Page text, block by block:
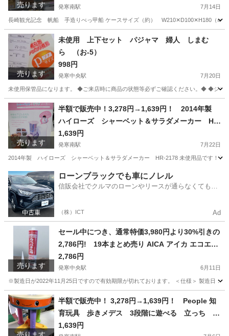
売ります 発寒南駅 7月14日
長崎観光記念 帆船 手造りべっ甲船 ケースサイズ（約） W210✕D100✕H180（㎜）
北海道 札幌市 発寒南駅 その他 帆船
売ります
未使用 上下セット パジャマ 婦人 しまむ
ら （お-5）
998円
発寒中央駅 7月20日
未使用保管品になります。 ◆ご来店時に商品の状態等必ずご確認ください。◆ ◆ジ
北海道 札幌市 発寒中央駅 その他 しまむら
売ります
半額で販売中！3,278円→1,639円！ 2014年製
ハイローズ シャーベット＆サラダメーカー HR
-SS220 未使用品 調理器 スライサー 下ごし
らえ
1,639円
発寒南駅 7月22日
2014年製 ハイローズ シャーベット＆サラダメーカー HR-2178 未使用品です！ 取
北海道 札幌市 発寒南駅 キッチン家電 ハイローズ
ローンブラックでも車にノレル
信販会社でクルマのローンやリースが通らなくてもク
（株）ICT Ad
売ります
セール中につき、通常特価3,980円より30%引きの
2,786円! 19本まとめ売り AICA アイカ エコエコ
ボンド カベパネル用 SE-100 333ml 変形シリコー
ン樹脂系接着剤
2,786円
発寒中央駅 6月11日
※製造日が2022年11月25日ですので有効期限が切れております。 ＜仕様＞ 製造日：
北海道 札幌市 発寒中央駅
半額で販売中！ 3,278円→1,639円！ People 知
育玩具 歩きメデス 3段階に遊べる 立っち あ
んよ テーブル ウォーカー デスク アルキメ
1,639円